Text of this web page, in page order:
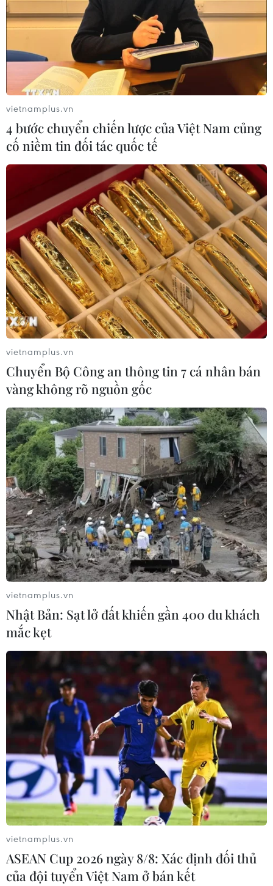
vietnamplus.vn
4 bước chuyển chiến lược của Việt Nam củng
cố niềm tin đối tác quốc tế
vietnamplus.vn
Chuyển Bộ Công an thông tin 7 cá nhân bán
vàng không rõ nguồn gốc
vietnamplus.vn
Nhật Bản: Sạt lở đất khiến gần 400 du khách
mắc kẹt
vietnamplus.vn
ASEAN Cup 2026 ngày 8/8: Xác định đối thủ
của đội tuyển Việt Nam ở bán kết